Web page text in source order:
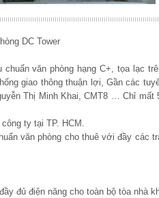
DC Tower
văn phòng hạng C+, tọa lạc
giao thông thuận lợi, Gần các
Thị Minh Khai, CMT8 … Chỉ mất
ty tại TP. HCM.
văn phòng cho thuê với đầy các
đủ điện năng cho toàn bộ tòa nhà